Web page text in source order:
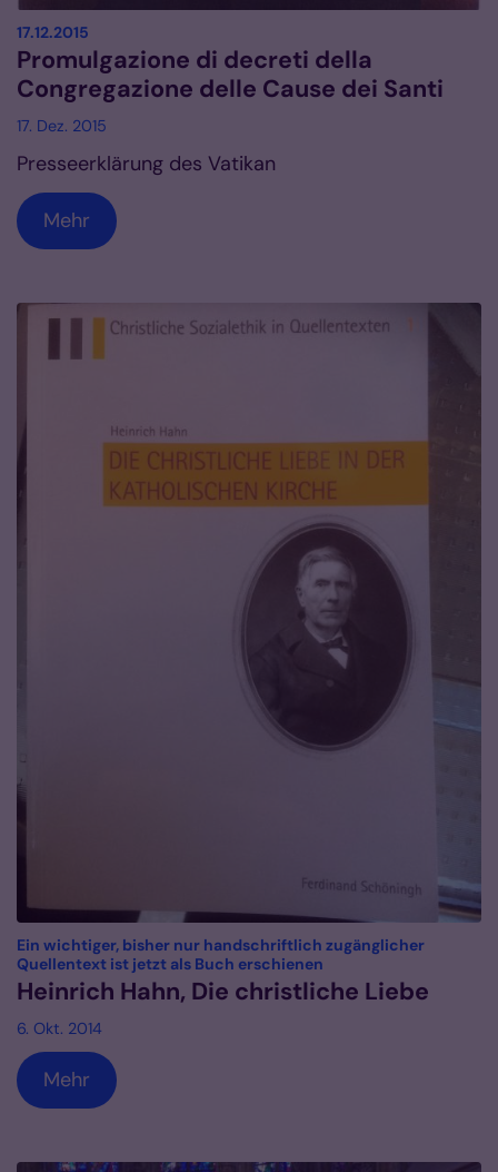
17.12.2015
Promulgazione di decreti della
Congregazione delle Cause dei Santi
17. Dez. 2015
Presseerklärung des Vatikan
Mehr
Ein wichtiger, bisher nur handschriftlich zugänglicher
Quellentext ist jetzt als Buch erschienen
Heinrich Hahn, Die christliche Liebe
6. Okt. 2014
Mehr